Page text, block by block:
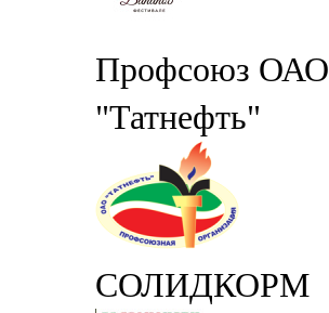
Профсоюз ОАО
"Татнефть"
СОЛИДКОРМ